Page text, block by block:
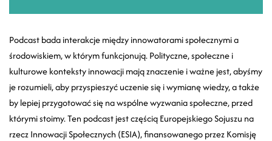
Podcast bada interakcje między innowatorami społecznymi a
środowiskiem, w którym funkcjonują. Polityczne, społeczne i
kulturowe konteksty innowacji mają znaczenie i ważne jest, abyśmy
je rozumieli, aby przyspieszyć uczenie się i wymianę wiedzy, a także
by lepiej przygotować się na wspólne wyzwania społeczne, przed
którymi stoimy. Ten podcast jest częścią Europejskiego Sojuszu na
rzecz Innowacji Społecznych (ESIA), finansowanego przez Komisję